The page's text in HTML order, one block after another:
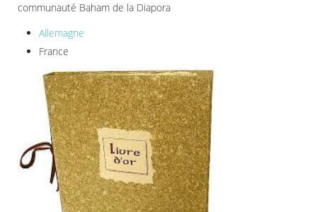
communauté Baham de la Diapora
Allemagne
France